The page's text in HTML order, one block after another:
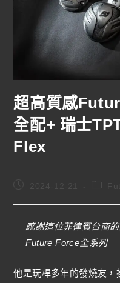
超高質感
全配+ 瑞士
Flex
感謝這位菲律賓台商
Future Force全系列
他是玩桿多年的發燒友